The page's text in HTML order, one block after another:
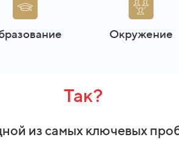
Окружение
Так?
из самых ключевых